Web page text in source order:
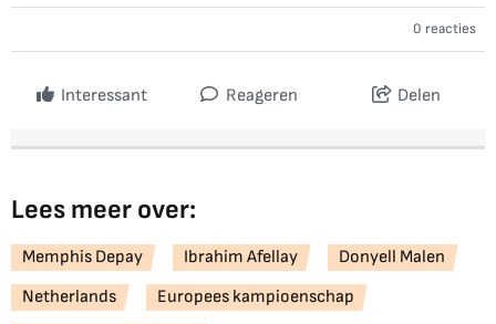
0 reacties
Interessant Reageren Delen
Lees meer over:
Memphis Depay Ibrahim Afellay
Donyell Malen
Netherlands
Europees kampioenschap